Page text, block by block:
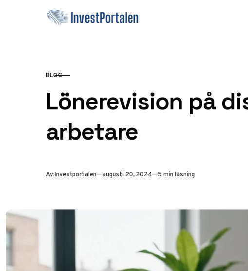
Hoppa till innehåll
KATEGORI
BLOG
Lönerevision på
arbetare
Av:Investportalen Publicerad
augusti 20, 2024 5 min läsning